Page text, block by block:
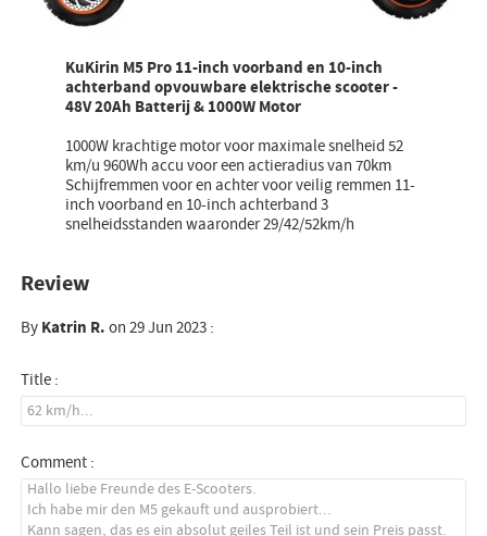
KuKirin M5 Pro 11-inch voorband en 10-inch
achterband opvouwbare elektrische scooter -
48V 20Ah Batterij & 1000W Motor
1000W krachtige motor voor maximale snelheid 52
km/u 960Wh accu voor een actieradius van 70km
Schijfremmen voor en achter voor veilig remmen 11-
inch voorband en 10-inch achterband 3
snelheidsstanden waaronder 29/42/52km/h
Review
ByKatrin R.on 29 Jun 2023 :
Title :
Comment :